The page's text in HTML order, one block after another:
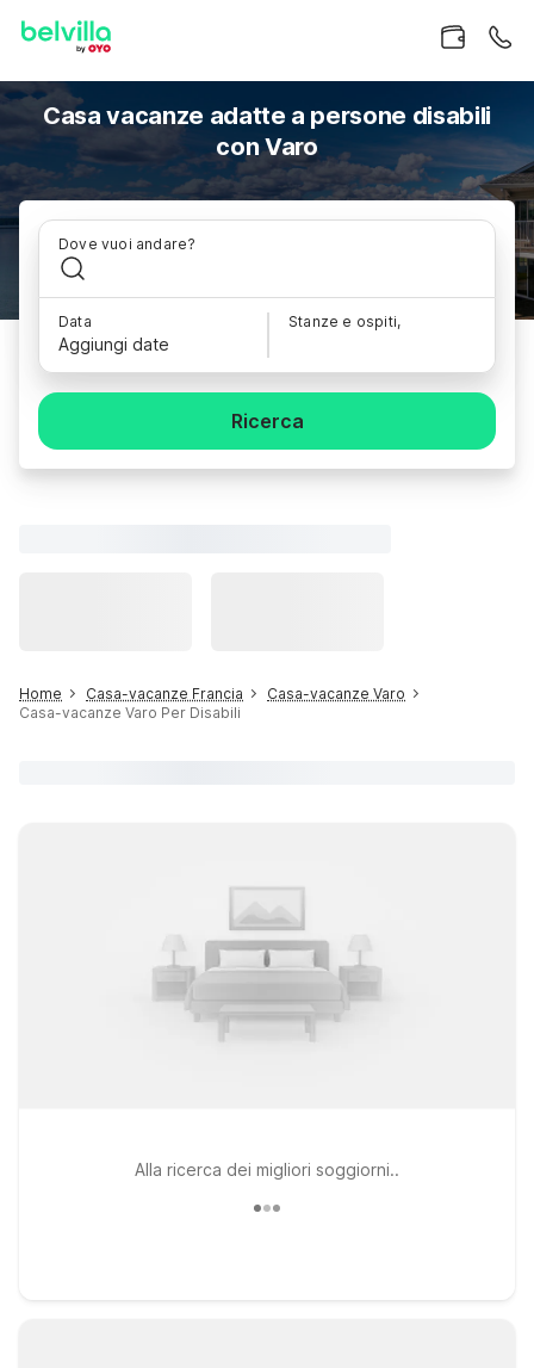
Casa vacanze adatte a persone disabili
con Varo
Dove vuoi andare?
Data
Aggiungi date
Stanze e ospiti,
Ricerca
Home Casa-vacanze Francia
Casa-vacanze Varo
Casa-vacanze Varo Per Disabili
Alla ricerca dei migliori soggiorni..